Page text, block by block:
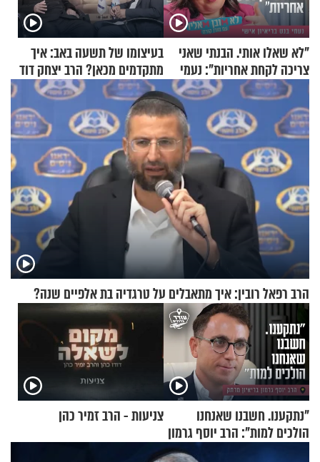
"לא שאלו אותי. הבנתי שאני
צריכה לקחת אחריות": נעמי
בנט בריאיון אישי
בעיצומו של תשעה באב: איך
מתקדמים מכאן? הרב יצחק דוד
גרוסמן בשיחה מיוחדת
הרב רפאל רובין: איך מתאבלים על טרגדיה בת אלפיים שנה?
"נתקענו. חשבנו שאנחנו
הולכים למות": הרב יוסף גרמון
בריאיון מרתק
צניעות - הרב זמיר כהן